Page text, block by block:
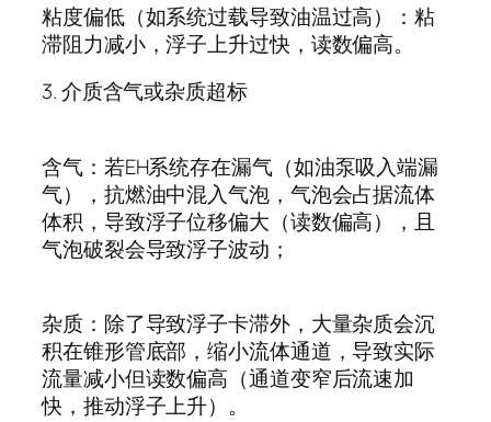
粘度偏低（如系统过载导致油温过高）：粘
滞阻力减小，浮子上升过快，读数偏高。
3.介质含气或杂质超标
含气：若EH系统存在漏气（如油泵吸入端漏
气），抗燃油中混入气泡，气泡会占据流体
体积，导致浮子位移偏大（读数偏高），且
气泡破裂会导致浮子波动；
杂质：除了导致浮子卡滞外，大量杂质会沉
积在锥形管底部，缩小流体通道，导致实际
流量减小但读数偏高（通道变窄后流速加
快，推动浮子上升）。